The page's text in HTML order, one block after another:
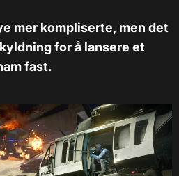
mer kompliserte, men det
for å lansere et
fast.